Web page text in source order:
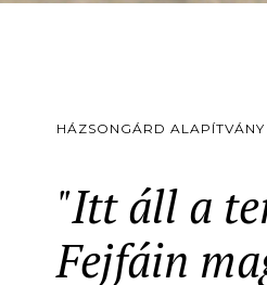
HÁZSONGÁRD ALAPÍTVÁNY
"Itt áll a
Fejfáin